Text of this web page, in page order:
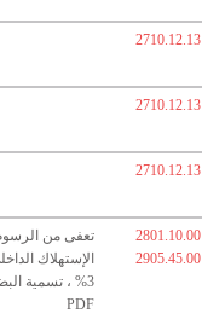
2710.12.13
2710.12.13
2710.12.13
2801.10.00
2905.45.00
تعفى من
الإستهلاك
3% ، تسمية
PDF